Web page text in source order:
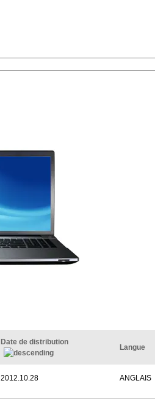
Date de distribution
Langue
2012.10.28 ANGLAIS